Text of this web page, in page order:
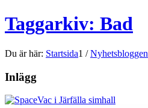
Taggarkiv: Bad
Du är här: Startsida1 / Nyhetsbloggen
Inlägg